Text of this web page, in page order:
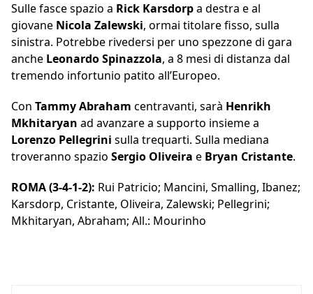
Sulle fasce spazio a Rick Karsdorpa destra e al
giovane Nicola Zalewski, ormai titolare fisso, sulla
sinistra. Potrebbe rivedersi per uno spezzone di gara
anche Leonardo Spinazzola, a 8 mesi di distanza dal
tremendo infortunio patito all’Europeo.
Con Tammy Abraham centravanti, sarà Henrikh
Mkhitaryan ad avanzare a supporto insieme a
Lorenzo Pellegrini sulla trequarti. Sulla mediana
troveranno spazio Sergio Oliveira e Bryan Cristante.
ROMA (3-4-1-2): Rui Patricio; Mancini, Smalling, Ibanez;
Karsdorp, Cristante, Oliveira, Zalewski; Pellegrini;
Mkhitaryan, Abraham; All.: Mourinho